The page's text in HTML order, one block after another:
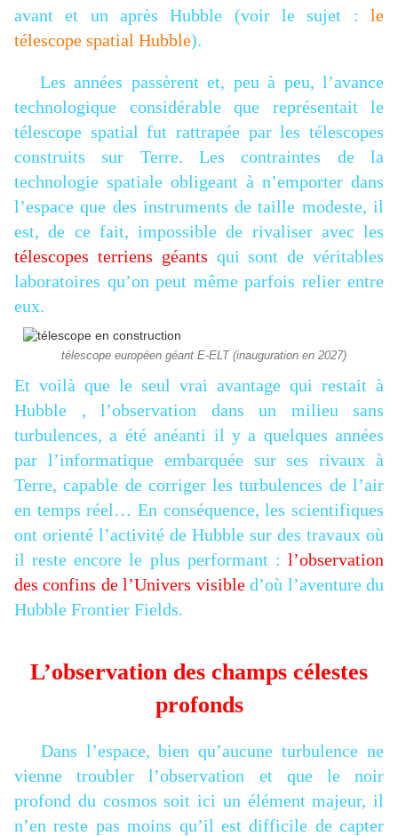
avant et un après Hubble (voir le sujet : le
télescope spatial Hubble).
Les années passèrent et, peu à peu, l’avance
technologique considérable que représentait le
télescope spatial fut rattrapée par les télescopes
construits sur Terre. Les contraintes de la
technologie spatiale obligeant à n’emporter dans
l’espace que des instruments de taille modeste, il
est, de ce fait, impossible de rivaliser avec les
télescopes terriens géants qui sont de véritables
laboratoires qu’on peut même parfois relier entre
eux.
télescope européen géant E-ELT (inauguration en 2027)
Et voilà que le seul vrai avantage qui restait à
Hubble , l’observation dans un milieu sans
turbulences, a été anéanti il y a quelques années
par l’informatique embarquée sur ses rivaux à
Terre, capable de corriger les turbulences de l’air
en temps réel… En conséquence, les scientifiques
ont orienté l’activité de Hubble sur des travaux où
il reste encore le plus performant : l’observation
des confins de l’Univers visibled’où l’aventure du
Hubble Frontier Fields.
L’observation des champs célestes
profonds
Dans l’espace, bien qu’aucune turbulence ne
vienne troubler l’observation et que le noir
profond du cosmos soit ici un élément majeur, il
n’en reste pas moins qu’il est difficile de capter